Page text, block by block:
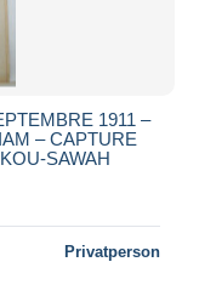
1911 –
– CAPTURE
SAWAH
Privatperson